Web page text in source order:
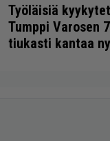
Työläisiä
Tumppi Varosen
tiukasti kantaa